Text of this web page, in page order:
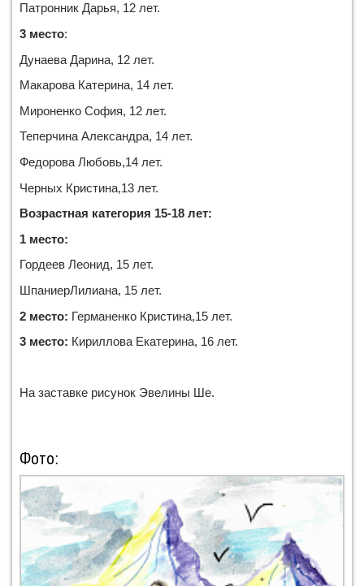
Патронник Дарья, 12 лет.
3 место:
Дунаева Дарина, 12 лет.
Макарова Катерина, 14 лет.
Мироненко София, 12 лет.
Теперчина Александра, 14 лет.
Федорова Любовь,14 лет.
Черных Кристина,13 лет.
Возрастная категория 15-18 лет:
1 место:
Гордеев Леонид, 15 лет.
ШпаниерЛилиана, 15 лет.
2 место: Германенко Кристина,15 лет.
3 место: Кириллова Екатерина, 16 лет.
На заставке рисунок Эвелины Ше.
Фото: